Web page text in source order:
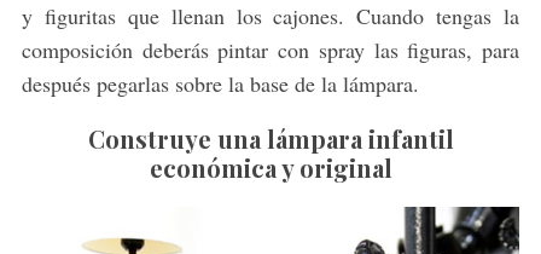
y figuritas que llenan los cajones. Cuando tengas la
composición deberás pintar con spray las figuras, para
después pegarlas sobre la base de la lámpara.
Construye una lámpara infantil
económica y original